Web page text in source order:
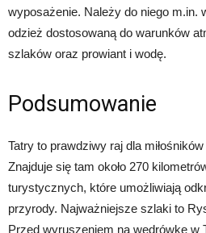
wyposażenie. Należy do niego m.in.
odzież dostosowaną do warunków
szlaków oraz prowiant i wodę.
Podsumowanie
Tatry to prawdziwy raj dla
Znajduje się tam około 270
turystycznych, które umożliwiają
przyrody. Najważniejsze szlaki to
Przed wyruszeniem na wędrówkę w